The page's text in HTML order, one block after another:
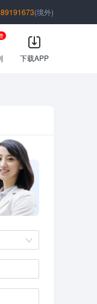
(境外)
下载APP